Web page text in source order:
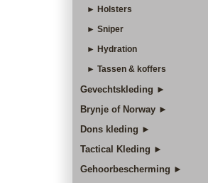
► Holsters
► Sniper
► Hydration
► Tassen & koffers
Gevechtskleding ►
Brynje of Norway ►
Dons kleding ►
Tactical Kleding ►
Gehoorbescherming ►